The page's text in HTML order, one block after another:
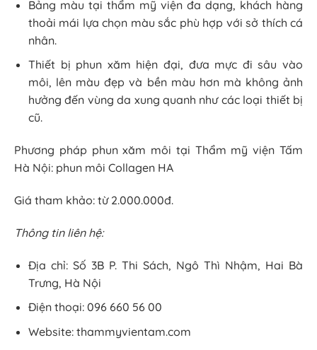
Bảng màu tại thẩm mỹ viện đa dạng, khách hàng
thoải mái lựa chọn màu sắc phù hợp với sở thích cá
nhân.
Thiết bị phun xăm hiện đại, đưa mực đi sâu vào
môi, lên màu đẹp và bền màu hơn mà không ảnh
hưởng đến vùng da xung quanh như các loại thiết bị
cũ.
Phương pháp phun xăm môi tại Thẩm mỹ viện Tấm
Hà Nội: phun môi Collagen HA
Giá tham khảo: từ 2.000.000đ.
Thông tin liên hệ:
Địa chỉ: Số 3B P. Thi Sách, Ngô Thì Nhậm, Hai Bà
Trưng, Hà Nội
Điện thoại: 096 660 56 00
Website: thammyvientam.com